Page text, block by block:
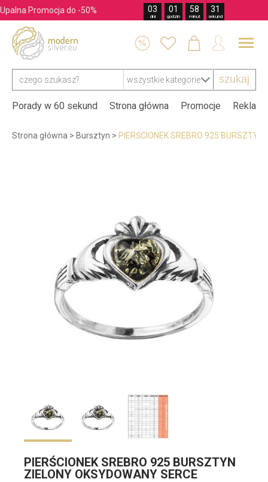
Upalna Promocja do -50% 03
dni
01
godzin
58
minut
29
sekund
szukaj
   
Porady w 60 sekund Strona główna Promocje
Strona główna > Bursztyn > PIERŚCIONEK SREBRO 925 BURSZTYN
PIERŚCIONEK SREBRO 925 BURSZTYN
ZIELONY OKSYDOWANY SERCE